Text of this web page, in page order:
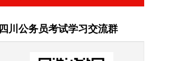
四川公务员考试学习交流群